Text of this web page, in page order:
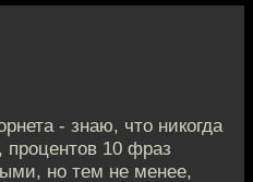
- знаю, что никогда
процентов 10 фраз
но тем не менее,